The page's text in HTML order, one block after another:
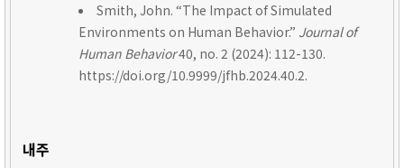
Smith, John. “The Impact of Simulated
Environments on Human Behavior.” Journal of
Human Behavior40, no. 2 (2024): 112-130.
https://doi.org/10.9999/jfhb.2024.40.2.
내주